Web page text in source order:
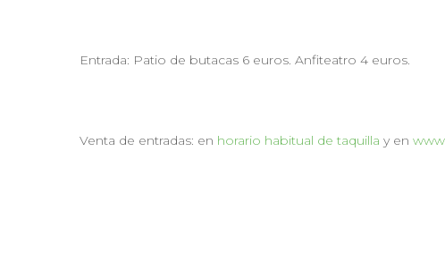
Entrada: Patio de butacas 6 euros. Anfiteatro 4 euros.
Venta de entradas: en horario habitual de taquilla y en